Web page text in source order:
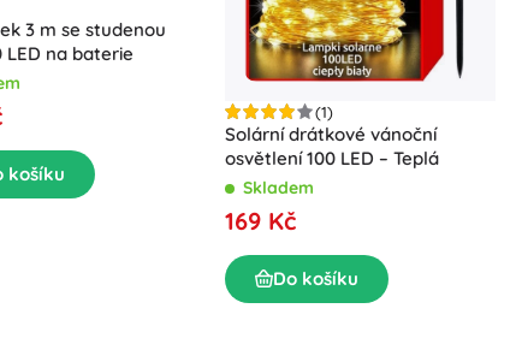
3 m se studenou
LED na baterie
košíku
(1)
Solární drátkové vánoční
osvětlení 100 LED – Teplá
Skladem
169 Kč
Do košíku